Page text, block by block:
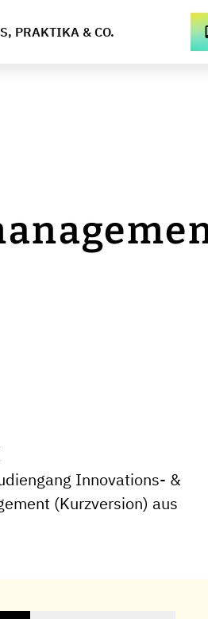
PRAKTIKA & CO.
Innovations- &
(Kurzversion) aus